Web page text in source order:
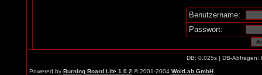
Benutzername:
Passwort:
DB: 0.025s | DB-Abfragen:
Powered by Burning Board Lite 1.0.2 © 2001-2004 WoltLab GmbH